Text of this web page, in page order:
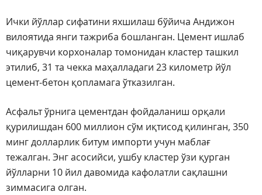
Ички йўллар сифатини яхшилаш бўйича Андижон
вилоятида янги тажриба бошланган. Цемент ишлаб
чиқарувчи корхоналар томонидан кластер ташкил
этилиб, 31 та чекка маҳалладаги 23 километр йўл
цемент-бетон қопламага ўтказилган.
Асфальт ўрнига цементдан фойдаланиш орқали
қурилишдан 600 миллион сўм иқтисод қилинган, 350
минг долларлик битум импорти учун маблағ
тежалган. Энг асосийси, ушбу кластер ўзи қурган
йўлларни 10 йил давомида кафолатли сақлашни
зиммасига олган.